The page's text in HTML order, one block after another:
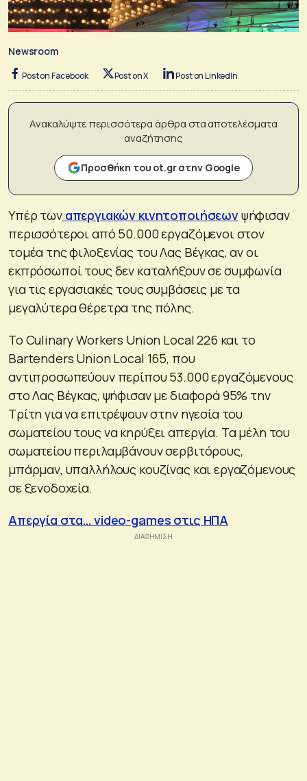
Newsroom
Post on Facebook Post on X Post on LinkedIn
Ανακαλύψτε περισσότερα άρθρα στα αποτελέσματα
αναζήτησης
Προσθήκη του ot.gr στην Google
Υπέρ τωναπεργιακών κινητοποιήσεωνψήφισαν
περισσότεροι από 50.000 εργαζόμενοι στον
τομέα της φιλοξενίας του Λας Βέγκας, αν οι
εκπρόσωποί τους δεν καταλήξουν σε συμφωνία
για τις εργασιακές τους συμβάσεις με τα
μεγαλύτερα θέρετρα της πόλης.
Το Culinary Workers Union Local 226 και το
Bartenders Union Local 165, που
αντιπροσωπεύουν περίπου 53.000 εργαζόμενους
στο Λας Βέγκας, ψήφισαν με διαφορά 95% την
Τρίτη για να επιτρέψουν στην ηγεσία του
σωματείου τους να κηρύξει απεργία. Τα μέλη του
σωματείου περιλαμβάνουν σερβιτόρους,
μπάρμαν, υπαλλήλους κουζίνας και εργαζόμενους
σε ξενοδοχεία.
Απεργία στα… video-games στις ΗΠΑ